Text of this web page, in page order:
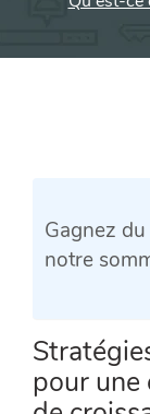
Gagnez
notre
pour une